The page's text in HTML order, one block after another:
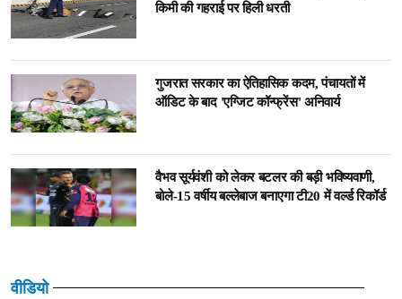
किमी की गहराई पर हिली धरती
गुजरात सरकार का ऐतिहासिक कदम, पंचायतों में
ऑडिट के बाद 'एग्जिट कॉन्फ्रेंस' अनिवार्य
वैभव सूर्यवंशी को लेकर बटलर की बड़ी भविष्यवाणी,
बोले-15 वर्षीय बल्लेबाज बनाएगा टी20 में वर्ल्ड रिकॉर्ड
वीडियो